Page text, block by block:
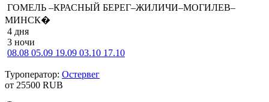
ГОМЕЛЬ –КРАСНЫЙ БЕРЕГ–ЖИЛИЧИ–МОГИЛЕВ–
МИНСК�
4 дня
3 ночи
08.08 05.09 19.09 03.10 17.10
Туроператор: Остервег
от 25500 RUB